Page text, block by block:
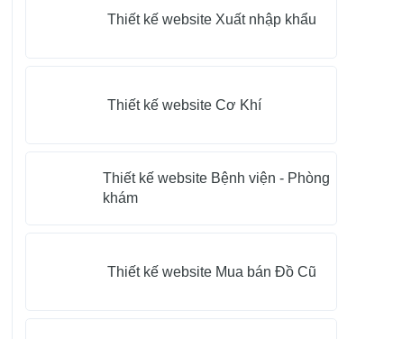
Thiết kế website Xuất nhập khẩu
Thiết kế website Cơ Khí
Thiết kế website Bệnh viện - Phòng
khám
Thiết kế website Mua bán Đồ Cũ